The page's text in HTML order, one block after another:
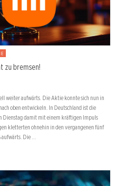
zu bremsen!
weiter aufwärts. Die Aktie konnte sich nun in
oben entwickeln. In Deutschland ist die
Dienstag damit mit einem kräftigen Impuls
kletterten ohnehin in den vergangenen fünf
aufwärts. Die …